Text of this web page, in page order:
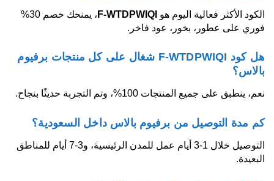
الكود الأكثر فعالية اليوم هو F-WTDPWIQI
، يمنحك خصم 30%
فوري على عطور، بخور، عود فاخر.
هل كود F-WTDPWIQI شغال على كل منتجات برفيوم
بالاس؟
نعم، ينطبق على جميع المنتجات 100%، وتم التجربة حديثًا بنجاح.
كم مدة التوصيل من برفيوم بالاس داخل السعودية؟
التوصيل خلال 1-3 أيام عمل للمدن الرئيسية، و3-7 أيام للمناطق
البعيدة.